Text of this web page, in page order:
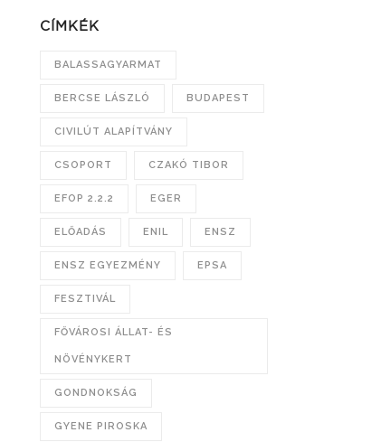
CÍMKÉK
BALASSAGYARMAT
BERCSE LÁSZLÓ BUDAPEST
CIVILÚT ALAPÍTVÁNY
CSOPORT CZAKÓ TIBOR
EFOP 2.2.2 EGER
ELŐADÁS ENIL ENSZ
ENSZ EGYEZMÉNY EPSA
FESZTIVÁL
FŐVÁROSI ÁLLAT- ÉS
NÖVÉNYKERT
GONDNOKSÁG
GYENE PIROSKA